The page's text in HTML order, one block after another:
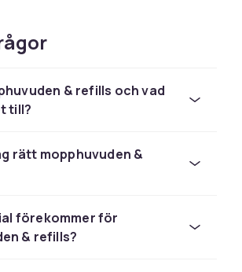
eller strängar?
är effektiva för torr- och
för blöt moppning och är
användning. Välj rätt typ
& refills och vad
till?
rätt mopphuvuden &
förekommer för
& refills?